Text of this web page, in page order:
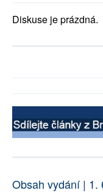
Diskuse je prázdná.
Obsah vydání | 1.